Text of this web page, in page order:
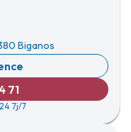
Biganos
71
7j/7